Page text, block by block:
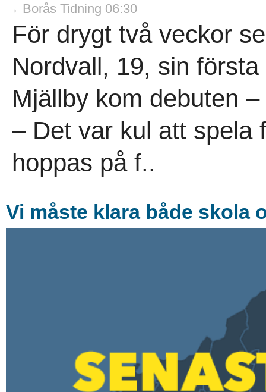
→ Borås Tidning 06:30
För drygt två veckor
Nordvall, 19, sin
Mjällby kom debuten
– Det var kul att spela
hoppas på f..
Vi måste klara både skola